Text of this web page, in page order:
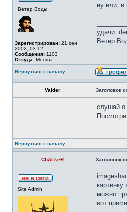
Ветер Воды
Зарегистрирован: 21 сен
2002, 03:12
Сообщения: 1103
Откуда: Москва
ну или, в
удачи.
Ветер
Вернуться к началу
Valder Заголовок
слушай
Вернуться к началу
ChALkeR Заголовок
Site Admin
картинку
можно
вот